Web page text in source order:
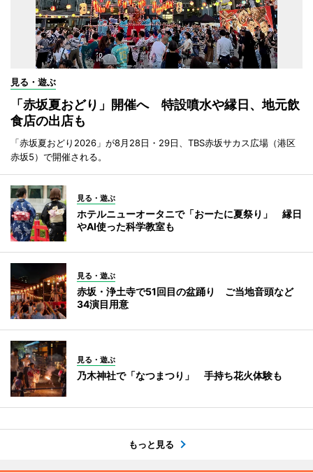
見る・遊ぶ
「赤坂夏おどり」開催へ 特設噴水や縁日、地元飲
食店の出店も
「赤坂夏おどり2026」が8月28日・29日、TBS赤坂サカス広場（港区
赤坂5）で開催される。
見る・遊ぶ
ホテルニューオータニで「おーたに夏祭り」 縁日
やAI使った科学教室も
見る・遊ぶ
赤坂・浄土寺で51回目の盆踊り ご当地音頭など
34演目用意
見る・遊ぶ
乃木神社で「なつまつり」 手持ち花火体験も
もっと見る